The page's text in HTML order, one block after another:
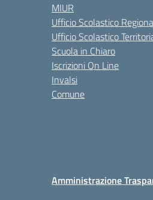
MIUR
Ufficio Scolastico
Ufficio Scolastico
Scuola in Chiaro
Iscrizioni On Line
Invalsi
Comune
Amministrazione